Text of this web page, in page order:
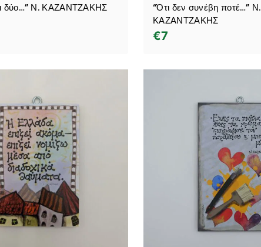
δύο…” Ν. ΚΑΖΑΝΤΖΑΚΗΣ
“Ότι δεν συνέβη ποτέ…” Ν.
ΚΑΖΑΝΤΖΑΚΗΣ
€7